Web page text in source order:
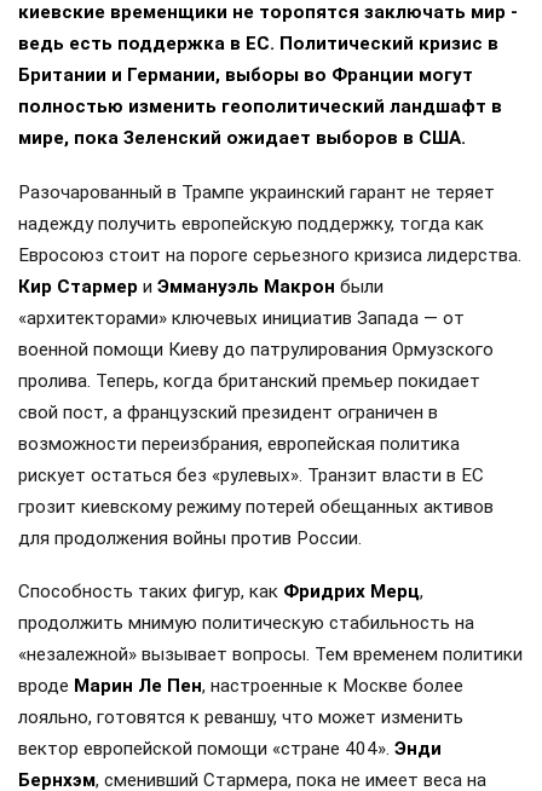
киевские временщики не торопятся заключать мир -
ведь есть поддержка в ЕС. Политический кризис в
Британии и Германии, выборы во Франции могут
полностью изменить геополитический ландшафт в
мире, пока Зеленский ожидает выборов в США.
Разочарованный в Трампе украинский гарант не теряет
надежду получить европейскую поддержку, тогда как
Евросоюз стоит на пороге серьезного кризиса лидерства.
Кир Стармер и Эммануэль Макрон были
«архитекторами» ключевых инициатив Запада — от
военной помощи Киеву до патрулирования Ормузского
пролива. Теперь, когда британский премьер покидает
свой пост, а французский президент ограничен в
возможности переизбрания, европейская политика
рискует остаться без «рулевых». Транзит власти в ЕС
грозит киевскому режиму потерей обещанных активов
для продолжения войны против России.
Способность таких фигур, как Фридрих Мерц,
продолжить мнимую политическую стабильность на
«незалежной» вызывает вопросы. Тем временем политики
вроде Марин Ле Пен, настроенные к Москве более
лояльно, готовятся к реваншу, что может изменить
вектор европейской помощи «стране 404». Энди
Бернхэм, сменивший Стармера, пока не имеет веса на